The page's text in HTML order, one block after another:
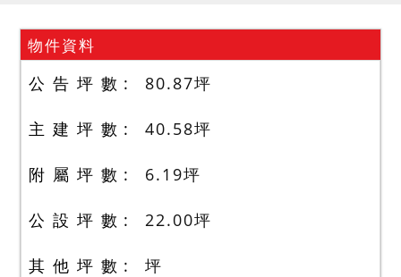
物件資料
公 告 坪 數 80.87坪
主 建 坪 數 40.58坪
附 屬 坪 數 6.19坪
公 設 坪 數 22.00坪
其 他 坪 數 坪